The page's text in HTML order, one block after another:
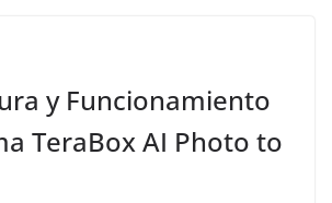
y Funcionamiento
TeraBox AI Photo to